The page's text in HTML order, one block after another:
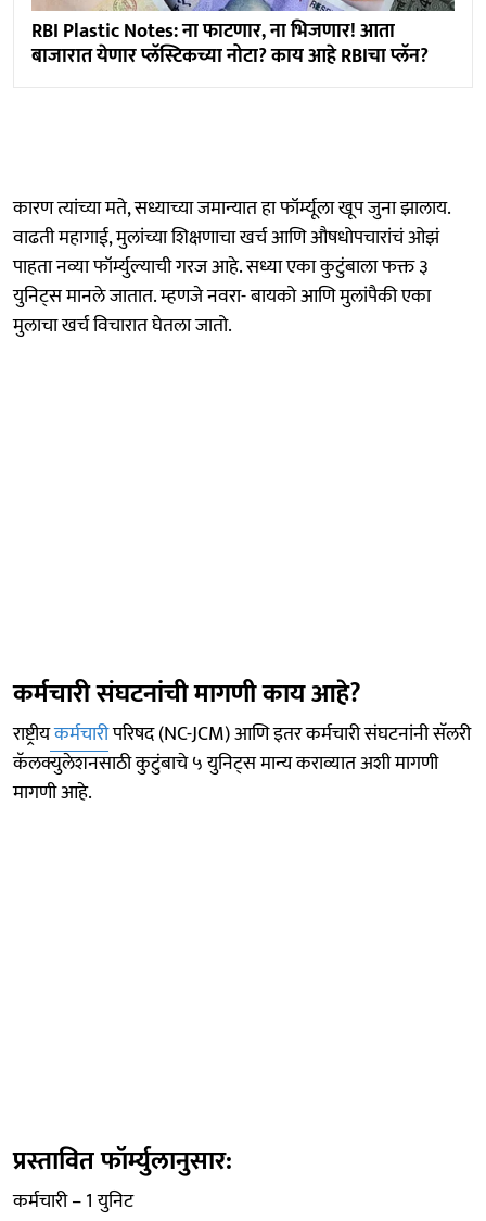
RBI Plastic Notes: ना फाटणार, ना भिजणार! आता
बाजारात येणार प्लॅस्टिकच्या नोटा? काय आहे RBIचा प्लॅन?
कारण त्यांच्या मते, सध्याच्या जमान्यात हा फॉर्म्यूला खूप जुना झालाय.
वाढती महागाई, मुलांच्या शिक्षणाचा खर्च आणि औषधोपचारांचं ओझं
पाहता नव्या फॉर्म्युल्याची गरज आहे. सध्या एका कुटुंबाला फक्त ३
युनिट्स मानले जातात. म्हणजे नवरा- बायको आणि मुलांपैकी एका
मुलाचा खर्च विचारात घेतला जातो.
कर्मचारी संघटनांची मागणी काय आहे?
राष्ट्रीयकर्मचारीपरिषद (NC-JCM) आणि इतर कर्मचारी संघटनांनी सॅलरी
कॅलक्युलेशनसाठी कुटुंबाचे ५ युनिट्स मान्य कराव्यात अशी मागणी
मागणी आहे.
प्रस्तावित फॉर्म्युलानुसार:
कर्मचारी – 1 युनिट